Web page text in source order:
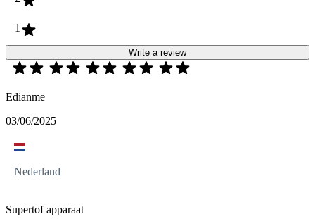
1
Write a review
Edianme
03/06/2025
Nederland
Supertof apparaat